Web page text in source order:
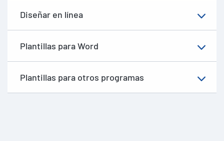
Diseñar en línea
Plantillas para Word
Plantillas para otros programas